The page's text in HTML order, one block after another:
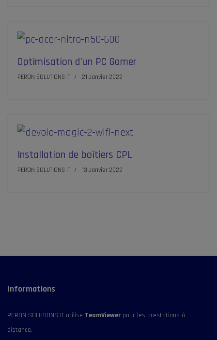
Optimisation d'un PC Gamer
PERON SOLUTIONS IT 21 Janvier 2022
Installation de boîtiers CPL
PERON SOLUTIONS IT 13 Janvier 2022
Informations
PERON SOLUTIONS IT utilise TeamViewer pour les prestations à
distance.